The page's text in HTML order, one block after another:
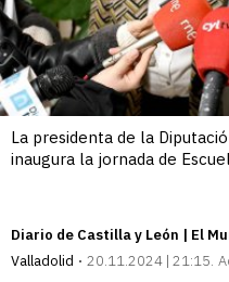
La presidenta de la
inaugura la jornada de
Diario de Castilla y León | El
Valladolid
20.11.2024 | 21:15